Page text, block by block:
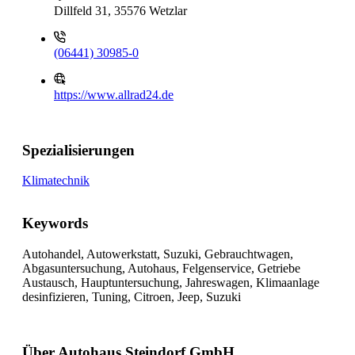
Dillfeld 31, 35576 Wetzlar
(06441) 30985-0
https://www.allrad24.de
Spezialisierungen
Klimatechnik
Keywords
Autohandel, Autowerkstatt, Suzuki, Gebrauchtwagen,
Abgasuntersuchung, Autohaus, Felgenservice, Getriebe
Austausch, Hauptuntersuchung, Jahreswagen, Klimaanlage
desinfizieren, Tuning, Citroen, Jeep, Suzuki